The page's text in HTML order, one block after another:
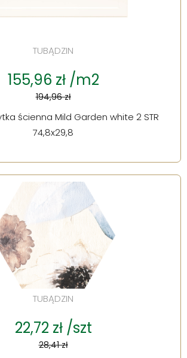
TUBĄDZIN
155,96 zł /m2
194,96 zł
ścienna Mild Garden white 2 STR
74,8x29,8
TUBĄDZIN
22,72 zł /szt
28,41 zł